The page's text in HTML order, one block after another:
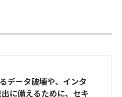
データ破壊や、インタ
に備えるために、セキ